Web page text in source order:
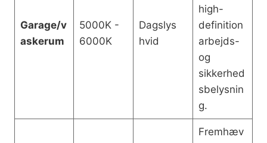
Garage/v
askerum
5000K -
6000K
Dagslys
hvid
high-
definition
arbejds-
og
sikkerhed
sbelysnin
g.
Fremhæv